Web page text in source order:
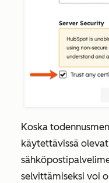
Koska
käytettävissä
selvittämiseksi voi